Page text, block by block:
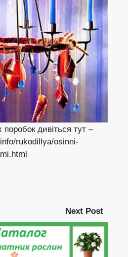
поробок дивіться тут –
rukodillya/osinni-
Next Post